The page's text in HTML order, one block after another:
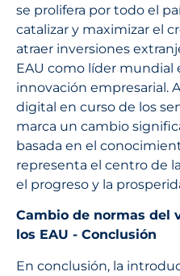
se prolifera por todo el
catalizar y maximizar el
atraer inversiones
EAU como líder mundial
innovación empresarial.
digital en curso de los
marca un cambio
basada en el
representa el centro de
el progreso y la
Cambio de normas del
los EAU - Conclusión
En conclusión, la